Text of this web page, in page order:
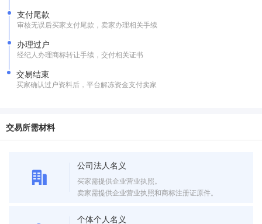
支付尾款
审核无误后买家支付尾款，卖家办理相关手续
办理过户
经纪人办理商标转让手续，交付相关证书
交易结束
买家确认过户资料后，平台解冻资金支付卖家
交易所需材料
公司法人名义
买家需提供企业营业执照。
卖家需提供企业营业执照和商标注册证原件。
个体个人名义